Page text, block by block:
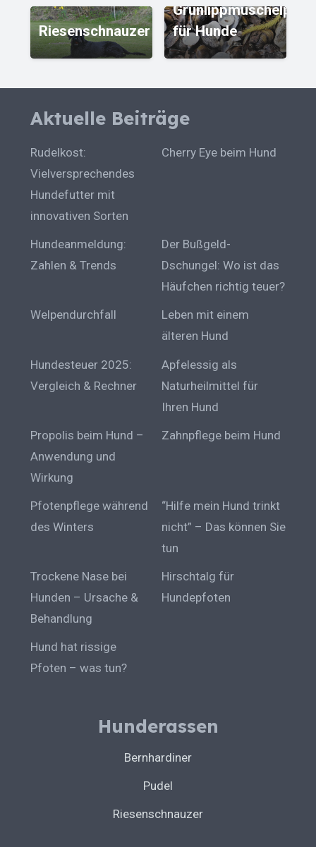
Riesenschnauzer
für Hunde
Aktuelle Beiträge
Rudelkost:
Vielversprechendes
Hundefutter mit
innovativen Sorten
Cherry Eye beim Hund
Hundeanmeldung:
Zahlen & Trends
Der Bußgeld-
Dschungel: Wo ist das
Häufchen richtig teuer?
Welpendurchfall
Leben mit einem
älteren Hund
Hundesteuer 2025:
Vergleich & Rechner
Apfelessig als
Naturheilmittel für
Ihren Hund
Propolis beim Hund –
Anwendung und
Wirkung
Zahnpflege beim Hund
Pfotenpflege während
des Winters
“Hilfe mein Hund trinkt
nicht” – Das können Sie
tun
Trockene Nase bei
Hunden – Ursache &
Behandlung
Hirschtalg für
Hundepfoten
Hund hat rissige
Pfoten – was tun?
Hunderassen
Bernhardiner
Pudel
Riesenschnauzer